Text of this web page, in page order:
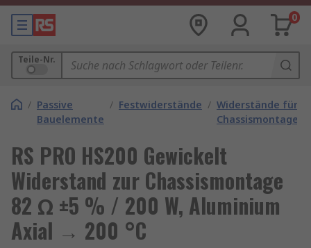
0
Teile-Nr.
/ Passive
Bauelemente
/ Festwiderstände / Widerstände für
Chassismontage
RS PRO HS200 Gewickelt
Widerstand zur Chassismontage
82 Ω ±5 % / 200 W, Aluminium
Axial → 200 °C